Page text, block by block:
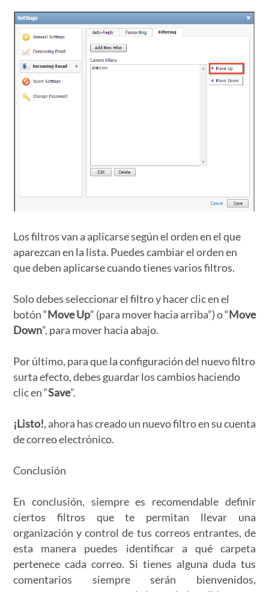
Los filtros van a aplicarse según el orden en el que
aparezcan en la lista. Puedes cambiar el orden en
que deben aplicarse cuando tienes varios filtros.
Solo debes seleccionar el filtro y hacer clic en el
botón “Move Up” (para mover hacia arriba”) o “Move
Down”, para mover hacia abajo.
Por último, para que la configuración del nuevo filtro
surta efecto, debes guardar los cambios haciendo
clic en “Save”.
¡Listo!, ahora has creado un nuevo filtro en su cuenta
de correo electrónico.
Conclusión
En conclusión, siempre es recomendable definir
ciertos filtros que te permitan llevar una
organización y control de tus correos entrantes, de
esta manera puedes identificar a qué carpeta
pertenece cada correo. Si tienes alguna duda tus
comentarios siempre serán bienvenidos,